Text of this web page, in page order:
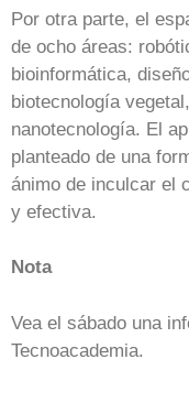
Por otra parte, el
de ocho áreas:
bioinformática,
biotecnología
nanotecnología. El
planteado de una
ánimo de inculcar el
y efectiva.
Nota
Vea el sábado una
Tecnoacademia.